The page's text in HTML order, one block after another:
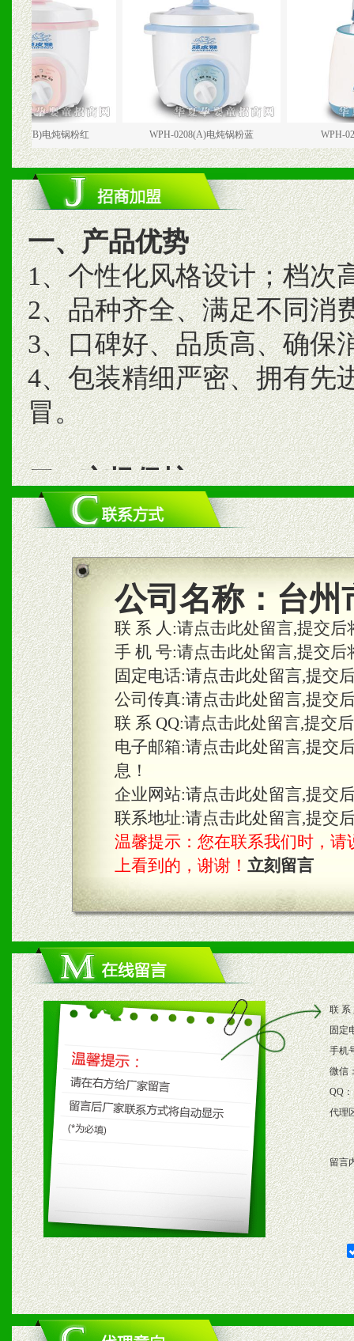
电炖锅粉红 WPH-0208(A)电炖锅粉蓝 WPH-0211家
一、产品优势
1、个性化风格设计；档次
2、品种齐全、满足不同消
3、口碑好、品质高、确保
4、包装精细严密、拥有先
冒。
二、市场保护
1、统一市场价格；建立全
商利润。
2、区域独家经营；建立区
合作关系。
三、物料及媒体
1、免费提供体验及宣传彩
2、不定期在各大知名网站
知名度和影响力。
3、根据地方实际情况提供
具。
四、市场操作及支持
1、根据区域市场协助制定
2、根据具体情况公司给予
3、根据市场需要，派驻区
保产品顺利销售。
4、根据市场情况公司给予
购支持。
五、退换货制度
1、给予前期市场操作一定
2、对于临期，滞销品给予
六、服务优势
公司名称： 台州
联 系 人:请点击此处留言,提交
手 机 号:请点击此处留言,提交
固定电话:请点击此处留言,提交
公司传真:请点击此处留言,提交
联 系 QQ:请点击此处留言,提交
电子邮箱:请点击此处留言,提交
息！
企业网站:请点击此处留言,提交
联系地址:请点击此处留言,提交
温馨提示：您在联系我们时，请
上看到的，谢谢！ 立刻留言
联 系
固定
手机
微信
QQ：
代理
留言